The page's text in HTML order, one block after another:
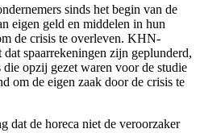
sinds het begin van de
eigen geld en middelen in hun
de crisis te overleven. KHN-
spaarrekeningen zijn geplunderd,
die opzij gezet waren voor de studie
om de eigen zaak door de crisis te
dat de horeca niet de veroorzaker